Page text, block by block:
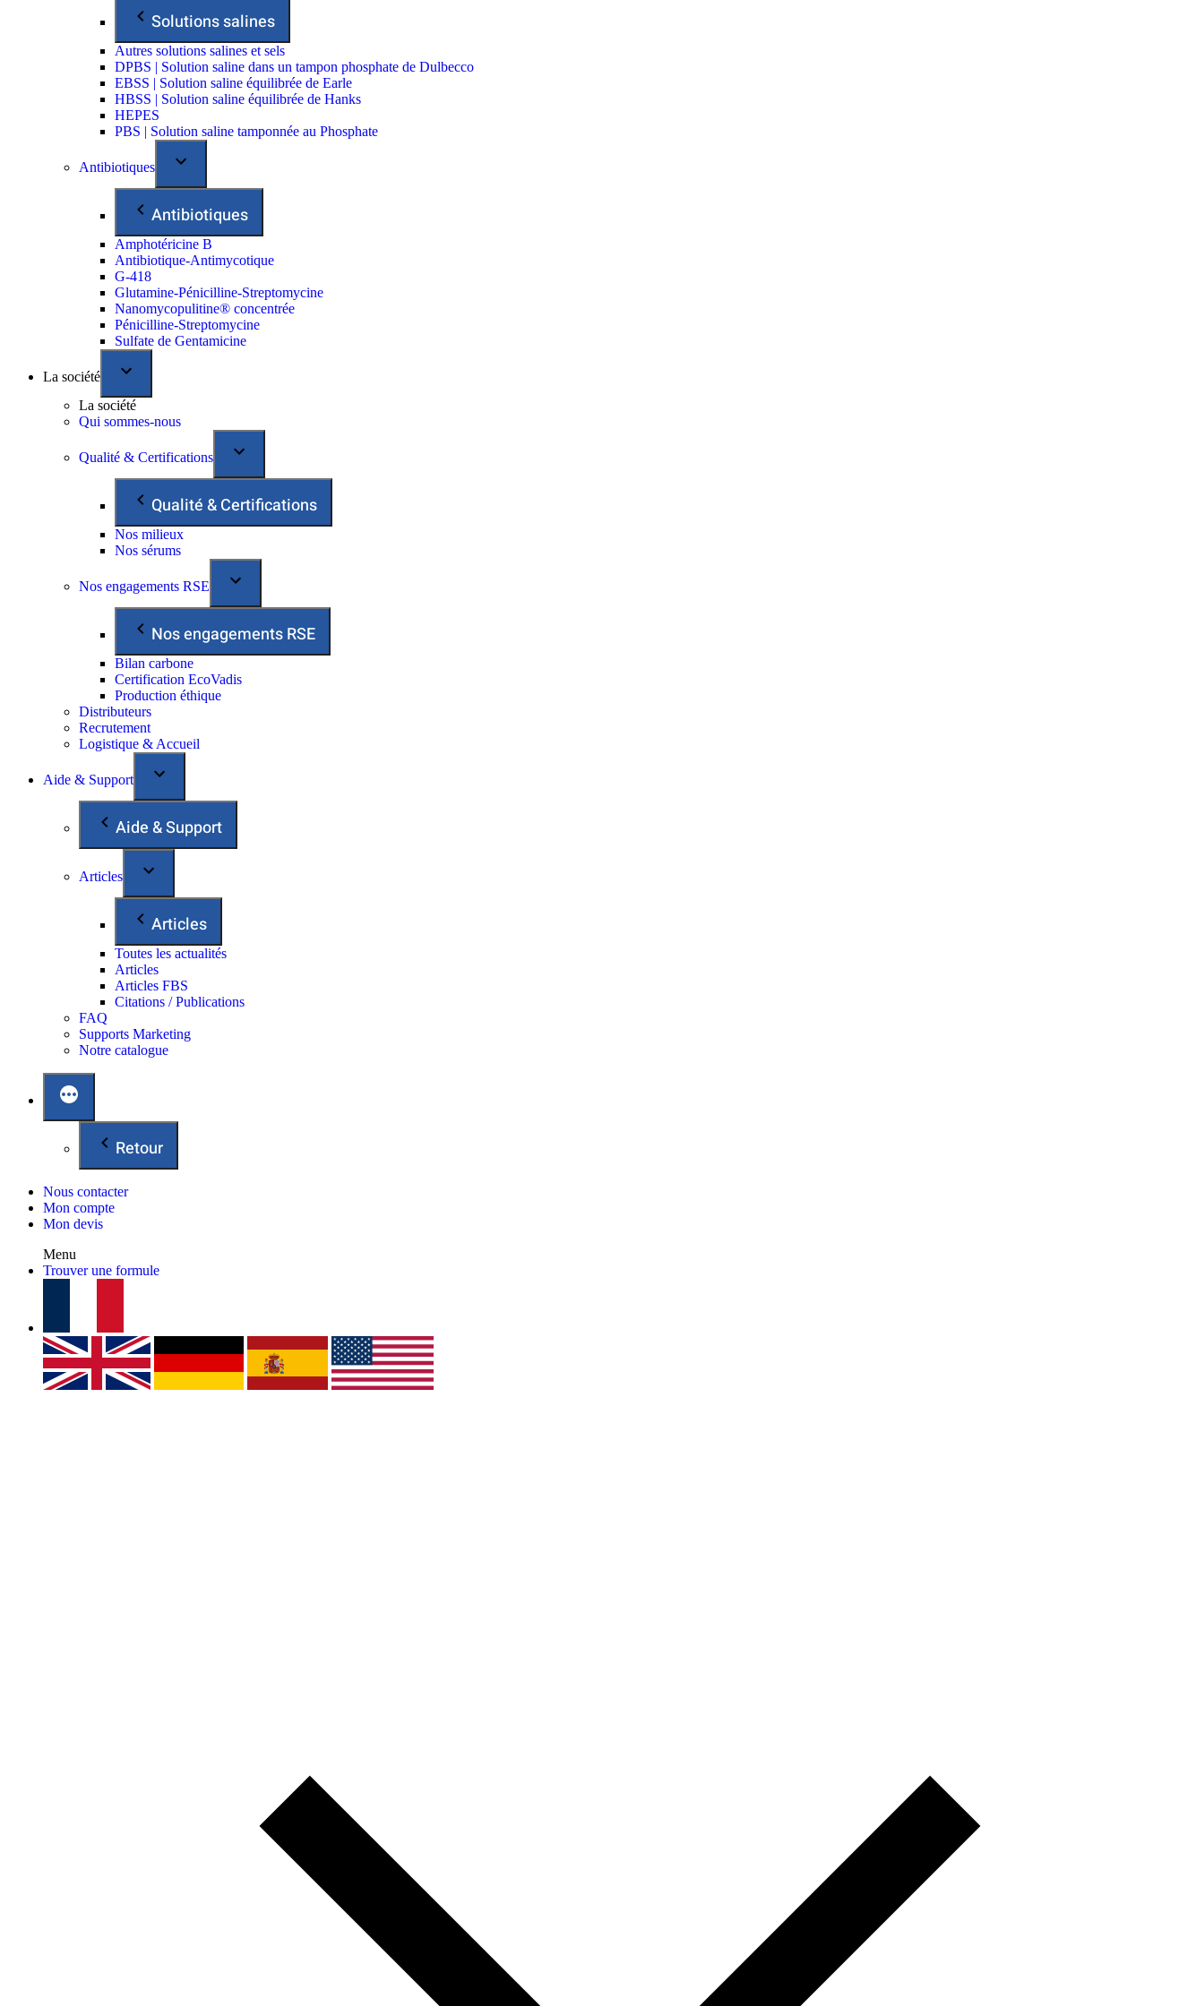
Solutions salines
Autres solutions salines et sels
DPBS | Solution saline dans un tampon phosphate de Dulbecco
EBSS | Solution saline équilibrée de Earle
HBSS | Solution saline équilibrée de Hanks
HEPES
PBS | Solution saline tamponnée au Phosphate
Antibiotiques
Antibiotiques
Amphotéricine B
Antibiotique-Antimycotique
G-418
Glutamine-Pénicilline-Streptomycine
Nanomycopulitine® concentrée
Pénicilline-Streptomycine
Sulfate de Gentamicine
La société
La société
Qui sommes-nous
Qualité & Certifications
Qualité & Certifications
Nos milieux
Nos sérums
Nos engagements RSE
Nos engagements RSE
Bilan carbone
Certification EcoVadis
Production éthique
Distributeurs
Recrutement
Logistique & Accueil
Aide & Support
Aide & Support
Articles
Articles
Toutes les actualités
Articles
Articles FBS
Citations / Publications
FAQ
Supports Marketing
Notre catalogue
Retour
Nous contacter
Mon compte
Mon devis
Menu
Trouver une formule